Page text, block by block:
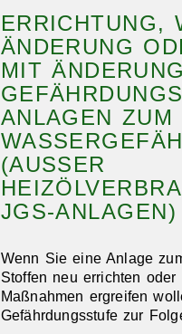
ERRICHTUNG,
ÄNDERUNG
IT ÄNDERUNG
NLAGEN ZUM
AUSSER HE
S-ANLAGEN)
Wenn Sie eine Anlage
Stoffen neu errichten
Maßnahmen ergreifen
Gefährdungsstufe zur